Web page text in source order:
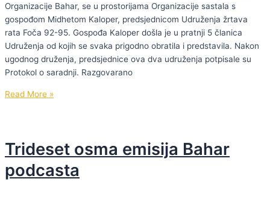
Organizacije Bahar, se u prostorijama Organizacije sastala s
gospođom Midhetom Kaloper, predsjednicom Udruženja žrtava
rata Foča 92-95. Gospođa Kaloper došla je u pratnji 5 članica
Udruženja od kojih se svaka prigodno obratila i predstavila. Nakon
ugodnog druženja, predsjednice ova dva udruženja potpisale su
Protokol o saradnji. Razgovarano
POTPISAN
S
UDRUŽENJEM
ŽRTAVA
Read More »
Trideset osma emisija Bahar
podcasta